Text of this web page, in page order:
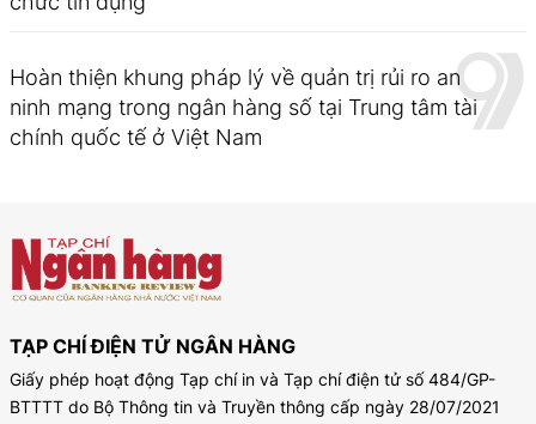
Hoàn thiện khung pháp lý về quản trị rủi ro an
ninh mạng trong ngân hàng số tại Trung tâm tài
chính quốc tế ở Việt Nam
TẠP CHÍ ĐIỆN TỬ NGÂN HÀNG
Giấy phép hoạt động Tạp chí in và Tạp chí điện tử số 484/GP-
BTTTT do Bộ Thông tin và Truyền thông cấp ngày 28/07/2021